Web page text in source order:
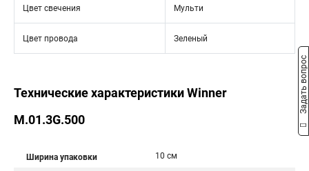
Цвет свечения Мульти
Цвет провода Зеленый
Технические характеристики Winner
M.01.3G.500
Ширина упаковки 10 см
Задать вопрос